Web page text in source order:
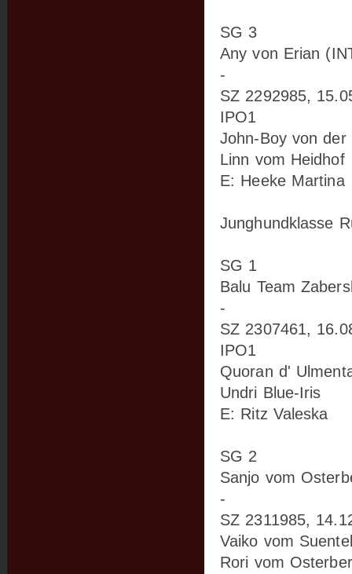
SG 3
Any von Erian
-
SZ 2292985,
IPO1
John-Boy von der
Linn vom Heidhof
E: Heeke Martina
Junghundklasse
SG 1
Balu Team
-
SZ 2307461,
IPO1
Quoran d'
Undri Blue-Iris
E: Ritz Valeska
SG 2
Sanjo vom
-
SZ 2311985,
Vaiko vom
Rori vom